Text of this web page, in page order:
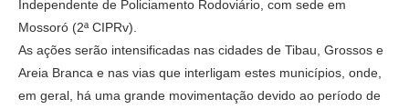
Independente de Policiamento Rodoviário, com sede em
Mossoró (2ª CIPRv).
As ações serão intensificadas nas cidades de Tibau, Grossos e
Areia Branca e nas vias que interligam estes municípios, onde,
em geral, há uma grande movimentação devido ao período de